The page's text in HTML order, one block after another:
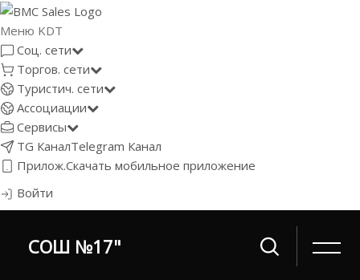
Меню KDT
Соц. сети
Торгов. сети
Туристич. сети
Ассоциации
Сервисы
TG КаналTelegram Канал
Прилож.Скачать мобильное приложение
Войти
СОШ №17"